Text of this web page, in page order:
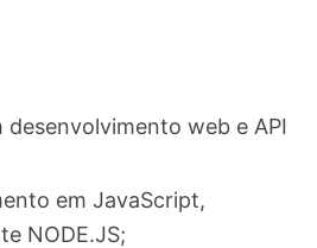
desenvolvimento web e API
em JavaScript,
NODE.JS;